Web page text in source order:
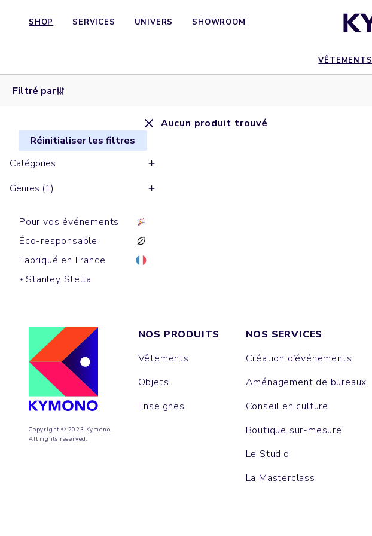
SHOP SERVICES UNIVERS SHOWROOM
VÊTEMENTS
Filtré par
Réinitialiser les filtres
Catégories
Genres (1)
Pour vos événements
Éco-responsable
Fabriqué en France
Stanley Stella
Aucun produit trouvé
Copyright © 2023 Kymono.
All rights reserved.
NOS PRODUITS
Vêtements
Objets
Enseignes
NOS SERVICES
Création d’événements
Aménagement de bureaux
Conseil en culture
Boutique sur-mesure
Le Studio
La Masterclass